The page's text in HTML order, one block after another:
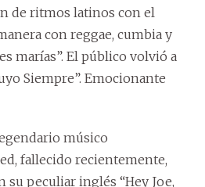
de ritmos latinos con el
con reggae, cumbia y
marías”. El público volvió a
Siempre”. Emocionante
músico
fallecido recientemente,
su peculiar inglés “Hey Joe,